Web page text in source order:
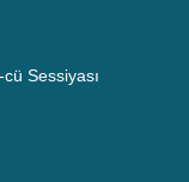
Sessiyası